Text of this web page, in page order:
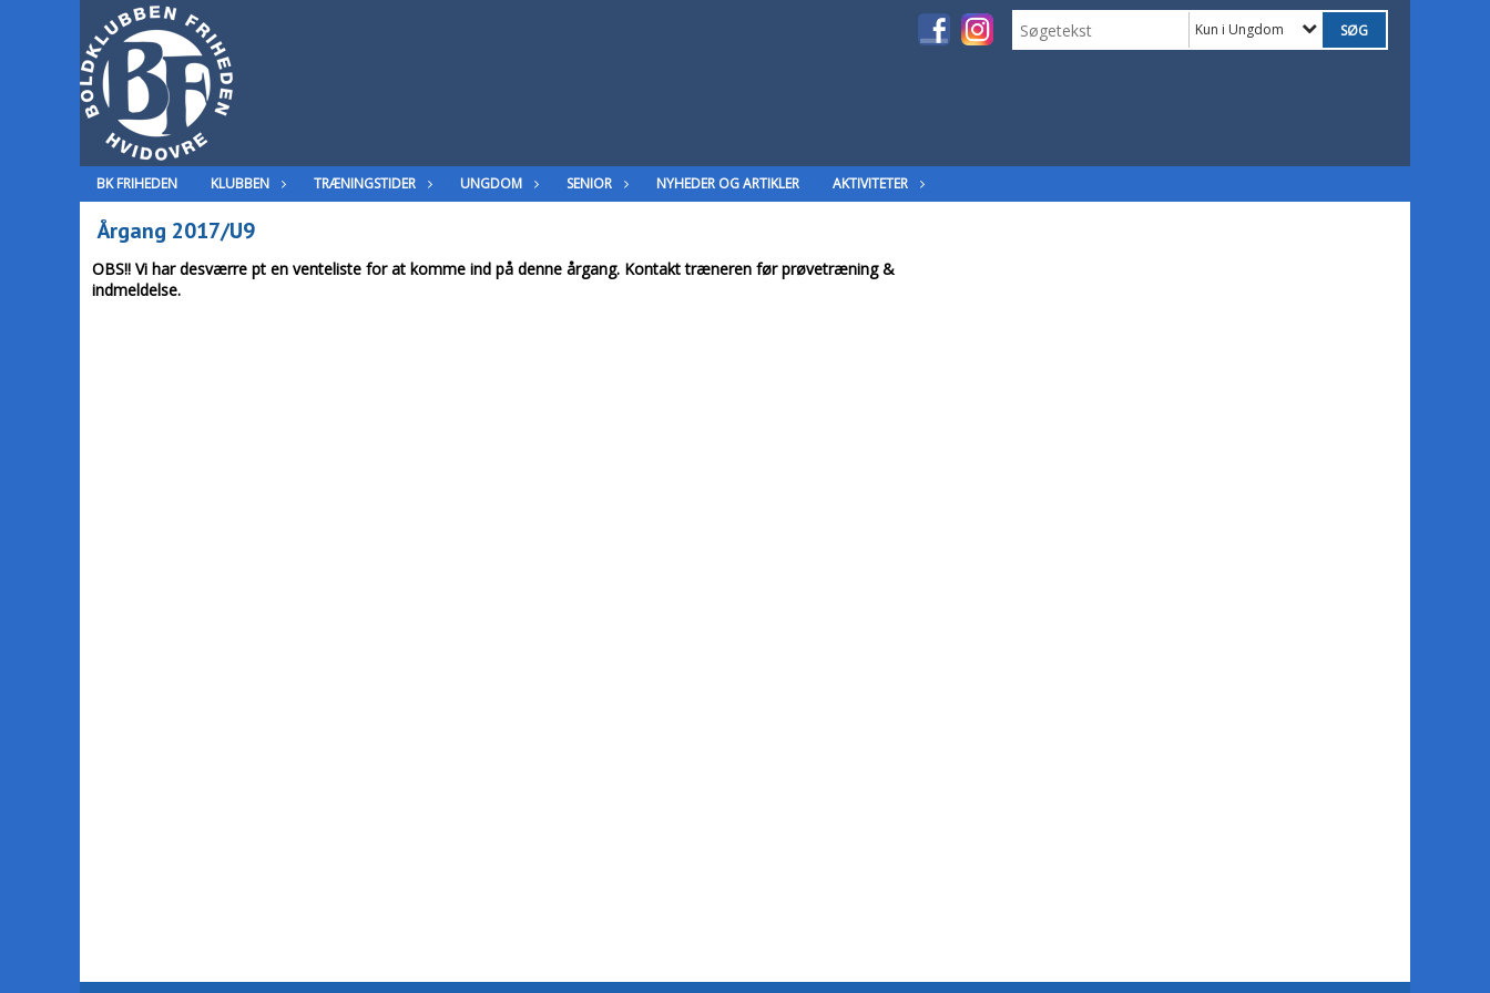
Kun i Ungdom
BK FRIHEDEN KLUBBEN TRÆNINGSTIDER UNGDOM SENIOR NYHEDER OG ARTIKLER AKTIVITETER
Årgang 2017/U9
OBS!! Vi har desværre pt en venteliste for at komme ind på denne årgang. Kontakt træneren før prøvetræning &
indmeldelse.